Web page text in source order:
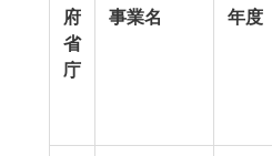
府
省
庁
事業名 年度